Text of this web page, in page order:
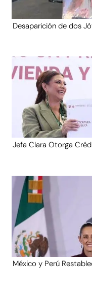
Desaparición de dos
Jefa Clara Otorga
México y Perú